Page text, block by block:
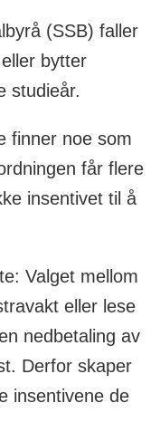
(SSB) faller
bytter
studieår.
finner noe som
får flere
insentivet til å
Valget mellom
eller lese
nedbetaling av
Derfor skaper
insentivene de